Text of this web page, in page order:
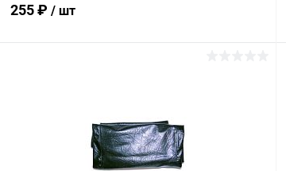
255 ₽ / шт
В наличии